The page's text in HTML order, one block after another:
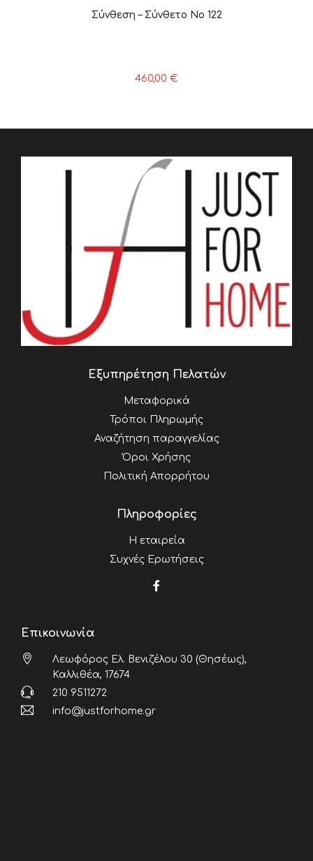
Σύνθεση – Σύνθετο Νο 122
460,00 €
Εξυπηρέτηση Πελατών
Μεταφορικά
Τρόποι Πληρωμής
Αναζήτηση παραγγελίας
Όροι Χρήσης
Πολιτική Απορρήτου
Πληροφορίες
Η εταιρεία
Συχνές Ερωτήσεις
Επικοινωνία
Λεωφόρος Ελ. Βενιζέλου 30 (Θησέως),
Καλλιθέα, 17674
210 9511272
info@justforhome.gr